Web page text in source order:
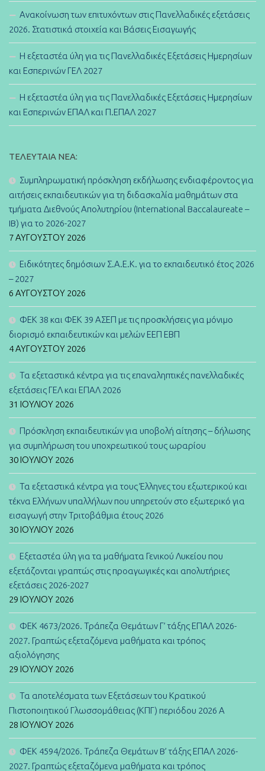
Ανακοίνωση των επιτυχόντων στις Πανελλαδικές εξετάσεις
2026. Στατιστικά στοιχεία και Βάσεις Εισαγωγής
Η εξεταστέα ύλη για τις Πανελλαδικές Εξετάσεις Ημερησίων
και Εσπερινών ΓΕΛ 2027
Η εξεταστέα ύλη για τις Πανελλαδικές Εξετάσεις Ημερησίων
και Εσπερινών ΕΠΑΛ και Π.ΕΠΑΛ 2027
ΤΕΛΕΥΤΑΊΑ ΝΈΑ:
Συμπληρωματική πρόσκληση εκδήλωσης ενδιαφέροντος για
αιτήσεις εκπαιδευτικών για τη διδασκαλία μαθημάτων στα
τμήματα Διεθνούς Απολυτηρίου (International Baccalaureate –
IB) για το 2026-2027
7 ΑΥΓΟΎΣΤΟΥ 2026
Ειδικότητες δημόσιων Σ.Α.Ε.Κ. για το εκπαιδευτικό έτος 2026
– 2027
6 ΑΥΓΟΎΣΤΟΥ 2026
ΦΕΚ 38 και ΦΕΚ 39 ΑΣΕΠ με τις προσκλήσεις για μόνιμο
διορισμό εκπαιδευτικών και μελών ΕΕΠ ΕΒΠ
4 ΑΥΓΟΎΣΤΟΥ 2026
Τα εξεταστικά κέντρα για τις επαναληπτικές πανελλαδικές
εξετάσεις ΓΕΛ και ΕΠΑΛ 2026
31 ΙΟΥΛΊΟΥ 2026
Πρόσκληση εκπαιδευτικών για υποβολή αίτησης – δήλωσης
για συμπλήρωση του υποχρεωτικού τους ωραρίου
30 ΙΟΥΛΊΟΥ 2026
Τα εξεταστικά κέντρα για τους Έλληνες του εξωτερικού και
τέκνα Ελλήνων υπαλλήλων που υπηρετούν στο εξωτερικό για
εισαγωγή στην Τριτοβάθμια έτους 2026
30 ΙΟΥΛΊΟΥ 2026
Εξεταστέα ύλη για τα μαθήματα Γενικού Λυκείου που
εξετάζονται γραπτώς στις προαγωγικές και απολυτήριες
εξετάσεις 2026-2027
29 ΙΟΥΛΊΟΥ 2026
ΦΕΚ 4673/2026. Τράπεζα Θεμάτων Γ’ τάξης ΕΠΑΛ 2026-
2027. Γραπτώς εξεταζόμενα μαθήματα και τρόπος
αξιολόγησης
29 ΙΟΥΛΊΟΥ 2026
Τα αποτελέσματα των Εξετάσεων του Κρατικού
Πιστοποιητικού Γλωσσομάθειας (ΚΠΓ) περιόδου 2026 Α
28 ΙΟΥΛΊΟΥ 2026
ΦΕΚ 4594/2026. Τράπεζα Θεμάτων B’ τάξης ΕΠΑΛ 2026-
2027. Γραπτώς εξεταζόμενα μαθήματα και τρόπος